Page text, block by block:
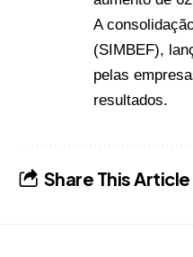
A
(SIMBEF),
pelas
resultados.
Share This Article